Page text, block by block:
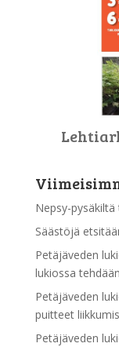
Nepsy-
Säästöjä
Petäjäveden
lukiossa
Petäjäveden
puitteet
Petäjäveden